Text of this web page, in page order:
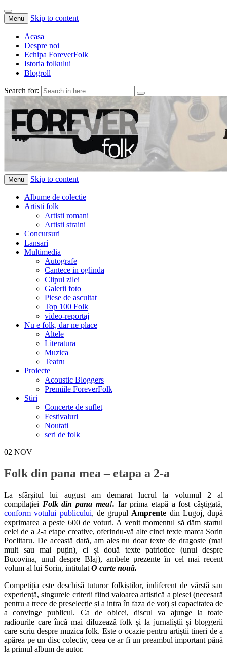
Menu Skip to content
Acasa
Despre noi
Echipa ForeverFolk
Istoria folkului
Blogroll
Search for:
ForeverFolk
Muzica sufletului tau
Menu Skip to content
Albume de colectie
Artisti folk
Artisti romani
Artisti straini
Concursuri
Lansari
Multimedia
Autografe
Cantece in oglinda
Clipul zilei
Galerii foto
Piese de ascultat
Top 100 Folk
video-reportaj
Nu e folk, dar ne place
Altele
Literatura
Muzica
Teatru
Proiecte
Acoustic Bloggers
Premiile ForeverFolk
Stiri
Concerte de suflet
Festivaluri
Noutati
seri de folk
02 NOV
Folk din pana mea – etapa a 2-a
La sfârșitul lui august am demarat lucrul la volumul 2 al
compilației Folk din pana mea!. Iar prima etapă a fost câștigată,
conform votului publicului, de grupul Amprente din Lugoj, după
exprimarea a peste 600 de voturi. A venit momentul să dăm startul
celei de a 2-a etape creative, oferindu-vă alte cinci texte marca Sorin
Poclitaru. De această dată, am ales nu doar texte de dragoste (mai
mult sau mai puțin), ci și două texte patriotice (unul despre
Bucovina, unul despre Blaj), ambele prezente în cel mai recent
volum al lui Sorin, intitulat O carte nouă.
Competiția este deschisă tuturor folkiștilor, indiferent de vârstă sau
experiență, singurele criterii fiind valoarea artistică a piesei (necesară
pentru a trece de preselecție și a intra în faza de vot) și capacitatea de
a convinge publicul. Ca de obicei, discul va ajunge la toate
radiourile care încă mai difuzează folk și la jurnaliștii și bloggerii
care scriu despre muzica folk. Este o ocazie pentru artiștii tineri de a
apărea pe un disc colectiv, ceea ce ar fi un preambul important până
la primul album de autor.